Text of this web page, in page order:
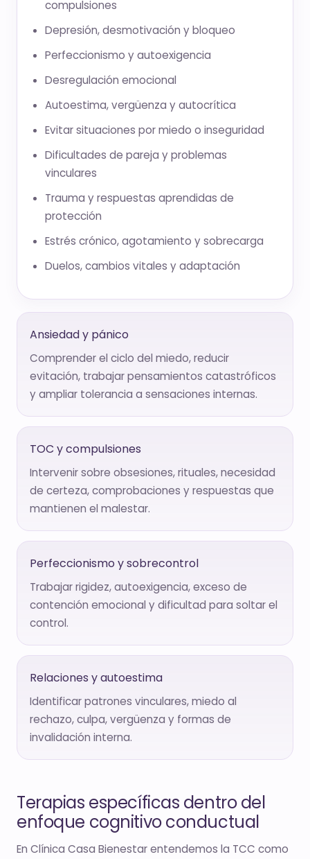
compulsiones
Depresión, desmotivación y bloqueo
Perfeccionismo y autoexigencia
Desregulación emocional
Autoestima, vergüenza y autocrítica
Evitar situaciones por miedo o inseguridad
Dificultades de pareja y problemas
vinculares
Trauma y respuestas aprendidas de
protección
Estrés crónico, agotamiento y sobrecarga
Duelos, cambios vitales y adaptación
Ansiedad y pánico
Comprender el ciclo del miedo, reducir
evitación, trabajar pensamientos catastróficos
y ampliar tolerancia a sensaciones internas.
TOC y compulsiones
Intervenir sobre obsesiones, rituales, necesidad
de certeza, comprobaciones y respuestas que
mantienen el malestar.
Perfeccionismo y sobrecontrol
Trabajar rigidez, autoexigencia, exceso de
contención emocional y dificultad para soltar el
control.
Relaciones y autoestima
Identificar patrones vinculares, miedo al
rechazo, culpa, vergüenza y formas de
invalidación interna.
Terapias específicas dentro del
enfoque cognitivo conductual
En Clínica Casa Bienestar entendemos la TCC como